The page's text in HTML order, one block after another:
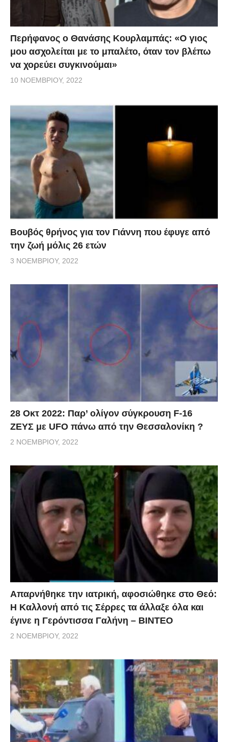
Περήφανος ο Θανάσης Κουρλαμπάς: «Ο γιος
μου ασχολείται με το μπαλέτο, όταν τον βλέπω
να χορεύει συγκινούμαι»
10 ΝΟΕΜΒΡΊΟΥ, 2022
Βουβός θρήνος για τον Γιάννη που έφυγε από
την ζωή μόλις 26 ετών
3 ΝΟΕΜΒΡΊΟΥ, 2022
28 Οκτ 2022: Παρ’ ολίγον σύγκρουση F-16
ΖΕΥΣ με UFO πάνω από την Θεσσαλονίκη ?
2 ΝΟΕΜΒΡΊΟΥ, 2022
Απαρνήθηκε την ιατρική, αφοσιώθηκε στο Θεό:
Η Καλλονή από τις Σέρρες τα άλλαξε όλα και
έγινε η Γερόντισσα Γαλήνη – ΒΙΝΤΕΟ
2 ΝΟΕΜΒΡΊΟΥ, 2022